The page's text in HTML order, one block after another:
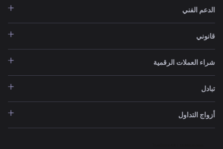
الدعم الفني
قانوني
شراء العملات الرقمية
تبادل
أزواج التداول